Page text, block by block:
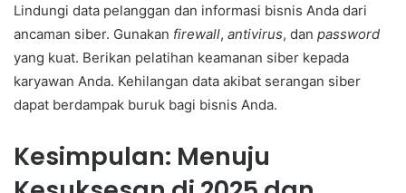
Lindungi data pelanggan dan informasi bisnis Anda dari
ancaman siber. Gunakan firewall, antivirus, dan password
yang kuat. Berikan pelatihan keamanan siber kepada
karyawan Anda. Kehilangan data akibat serangan siber
dapat berdampak buruk bagi bisnis Anda.
Kesimpulan: Menuju